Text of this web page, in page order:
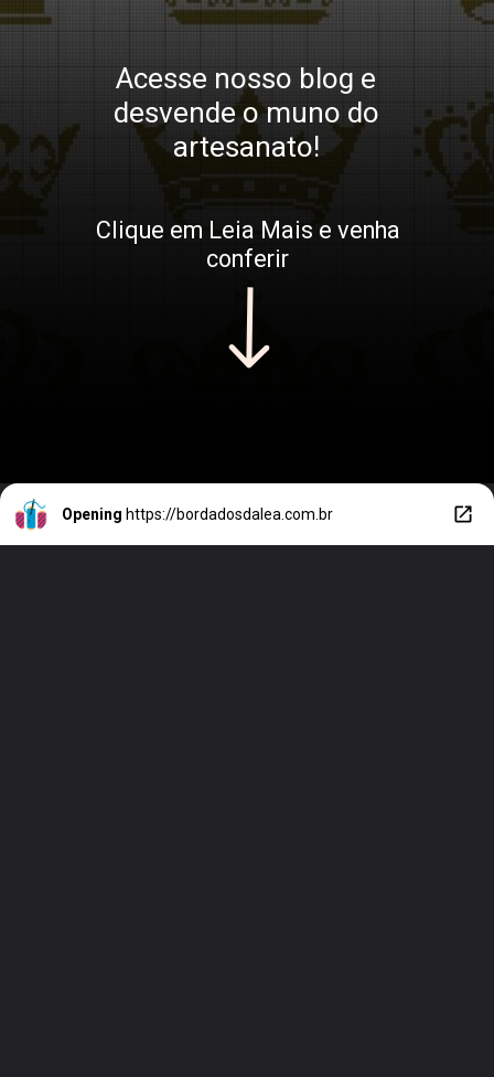
Acesse nosso blog e
desvende o muno do
artesanato!
Clique em Leia Mais e venha
conferir
Opening https://bordadosdalea.com.br